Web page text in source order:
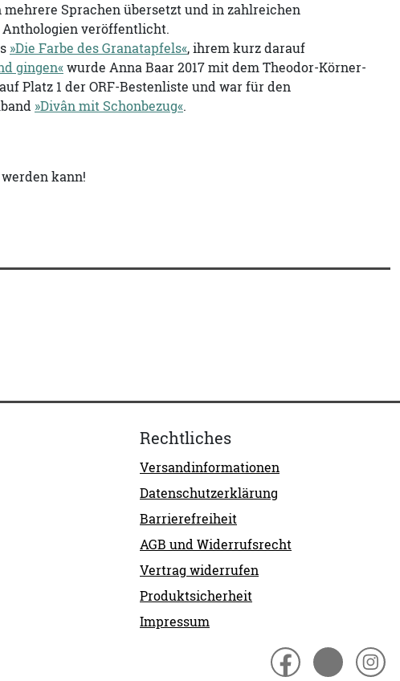
mehrere Sprachen übersetzt und in zahlreichen
veröffentlicht.
»Die Farbe des Granatapfels«, ihrem kurz darauf
gingen«wurde Anna Baar 2017 mit dem Theodor-Körner-
Platz 1 der ORF-Bestenliste und war für den
»Divân mit Schonbezug«.
kann!
Rechtliches
Versandinformationen
Datenschutzerklärung
Barrierefreiheit
AGB und Widerrufsrecht
Vertrag widerrufen
Produktsicherheit
Impressum